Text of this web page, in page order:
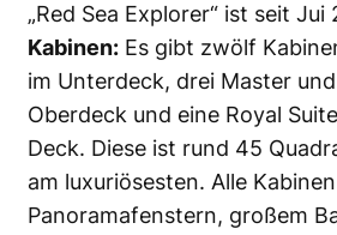
„Red Sea Explorer“ ist seit Jui
Kabinen: Es gibt zwölf
im Unterdeck, drei Master
Oberdeck und eine Royal
Deck. Diese ist rund 45
am luxuriösesten. Alle
Panoramafenstern, großem